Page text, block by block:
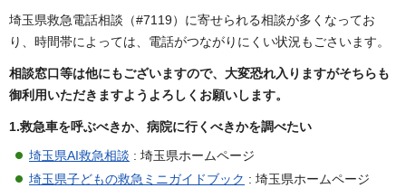
埼玉県救急電話相談（#7119）に寄せられる相談が多くなってお
り、時間帯によっては、電話がつながりにくい状況もごさいます。
相談窓口等は他にもございますので、大変恐れ入りますがそちらも
御利用いただきますようよろしくお願いします。
1.救急車を呼ぶべきか、病院に行くべきかを調べたい
埼玉県AI救急相談 : 埼玉県ホームページ
埼玉県子どもの救急ミニガイドブック : 埼玉県ホームページ